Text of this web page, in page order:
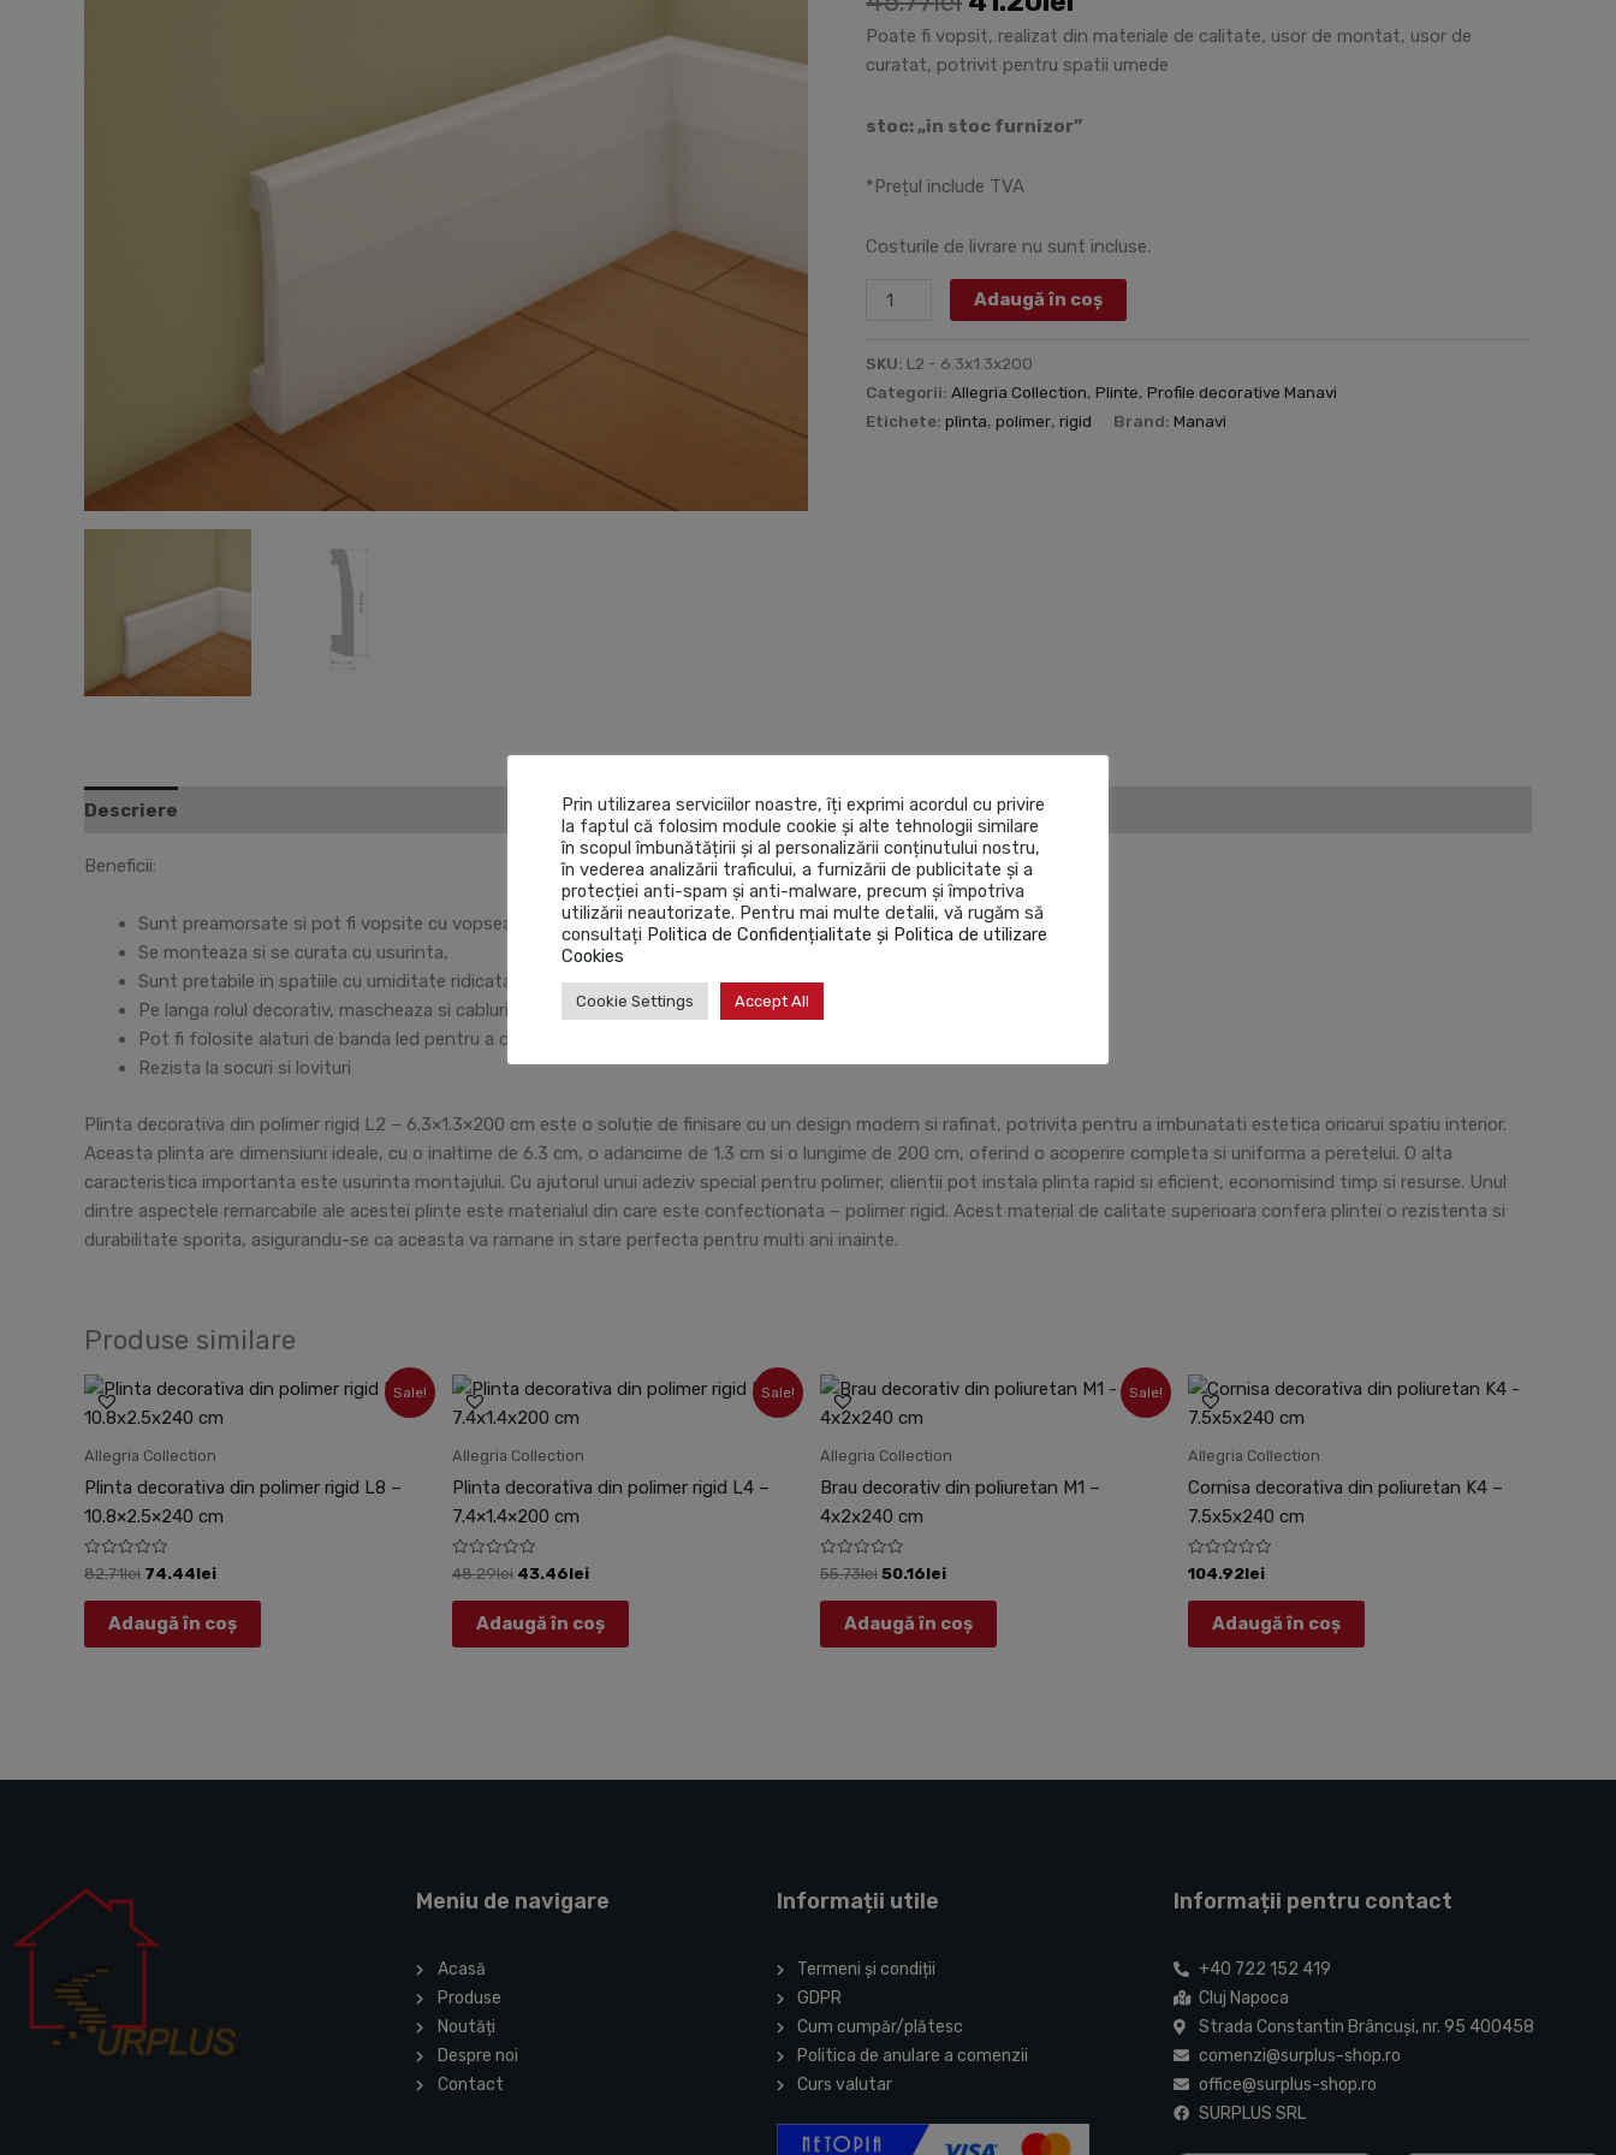
Poate fi vopsit, realizat din materiale de calitate, usor de montat, usor de
curatat, potrivit pentru spatii umede
stoc: „in stoc furnizor”
*Prețul include TVA
Costurile de livrare nu sunt incluse.
6.3x1.3x200
cm
Adaugă în coș
SKU: L2 - 6.3x1.3x200
Categorii:Allegria Collection,Plinte,Profile decorative Manavi
Etichete:plinta,polimer,rigid Brand:Manavi
Descriere Recenzii (0)
Beneficii:
Sunt preamorsate si pot fi vopsite cu vopsea fara solventi sau diluanti,
Se monteaza si se curata cu usurinta,
Sunt pretabile in spatiile cu umiditate ridicata,
Pe langa rolul decorativ, mascheaza si cablurile sau micile imperfectiuni,
Pot fi folosite alaturi de banda led pentru a obtine un ambient placut iluminat,
Rezista la socuri si lovituri
Plinta decorativa din polimer rigid L2 – 6.3×1.3×200 cm este o solutie de finisare cu un design modern si rafinat, potrivita pentru a imbunatati estetica oricarui spatiu interior.
Aceasta plinta are dimensiuni ideale, cu o inaltime de 6.3 cm, o adancime de 1.3 cm si o lungime de 200 cm, oferind o acoperire completa si uniforma a peretelui. O alta
caracteristica importanta este usurinta montajului. Cu ajutorul unui adeziv special pentru polimer, clientii pot instala plinta rapid si eficient, economisind timp si resurse. Unul
dintre aspectele remarcabile ale acestei plinte este materialul din care este confectionata – polimer rigid. Acest material de calitate superioara confera plintei o rezistenta si
durabilitate sporita, asigurandu-se ca aceasta va ramane in stare perfecta pentru multi ani inainte.
Produse similare
Sale!
Allegria Collection
Plinta decorativa din polimer rigid L8 –
10.8×2.5×240 cm
Evaluat
la
0
82.71lei
Prețul
a
82.71lei.
74.44lei
Prețul
este:
Adaugă în coș
Sale!
Allegria Collection
Plinta decorativa din polimer rigid L4 –
7.4×1.4×200 cm
Evaluat
la
0
48.29lei
Prețul
a
48.29lei.
43.46lei
Prețul
curent
Adaugă în coș
Sale!
Allegria Collection
Brau decorativ din poliuretan M1 –
4x2x240 cm
Evaluat
la
0
55.73lei
Prețul
a
55.73lei.
50.16lei
Prețul
curent
Adaugă în coș
Allegria Collection
Cornisa decorativa din poliuretan K4 –
7.5x5x240 cm
Evaluat
la
0
104.92lei
Adaugă în coș
Meniu de navigare
Acasă
Produse
Noutăți
Despre noi
Contact
Informații utile
Termeni și condiții
GDPR
Cum cumpăr/plătesc
Politica de anulare a comenzii
Curs valutar
Informații pentru contact
+40 722 152 419
Cluj Napoca
Strada Constantin Brâncuşi, nr. 95 400458
comenzi@surplus-shop.ro
office@surplus-shop.ro
SURPLUS SRL
Prin utilizarea serviciilor noastre, îți exprimi acordul cu privire
la faptul că folosim module cookie și alte tehnologii similare
în scopul îmbunătățirii și al personalizării conținutului nostru,
în vederea analizării traficului, a furnizării de publicitate și a
protecției anti-spam și anti-malware, precum și împotriva
utilizării neautorizate. Pentru mai multe detalii, vă rugăm să
consultați Politica de Confidențialitate și Politica de utilizare
Cookies
Cookie Settings Accept All